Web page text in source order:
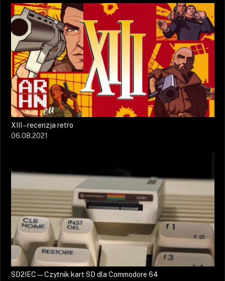
XIII – recenzja retro
06.08.2021
SD2IEC — Czytnik kart SD dla Commodore 64